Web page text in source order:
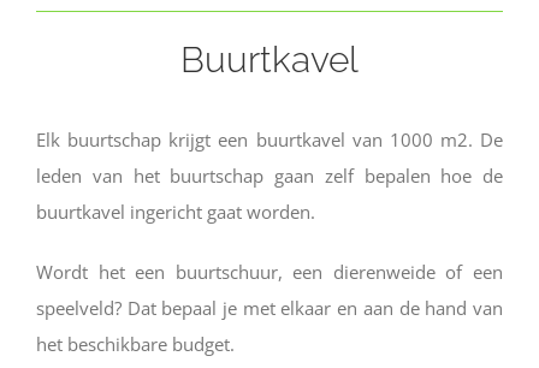
Buurtkavel
Elk buurtschap krijgt een buurtkavel van 1000 m2. De
leden van het buurtschap gaan zelf bepalen hoe de
buurtkavel ingericht gaat worden.
Wordt het een buurtschuur, een dierenweide of een
speelveld? Dat bepaal je met elkaar en aan de hand van
het beschikbare budget.